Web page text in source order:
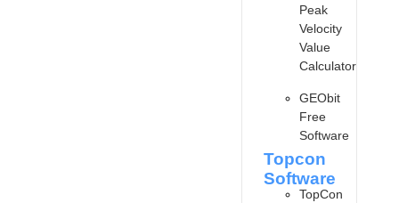
Peak
Velocity
Value
Calculator
GEObit
Free
Software
Topcon
Software
TopCon